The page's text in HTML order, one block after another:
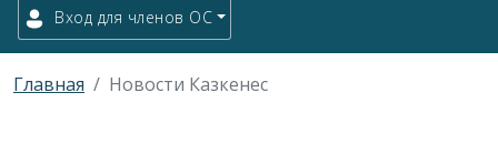
Вход для членов ОС
Главная Новости Казкенес